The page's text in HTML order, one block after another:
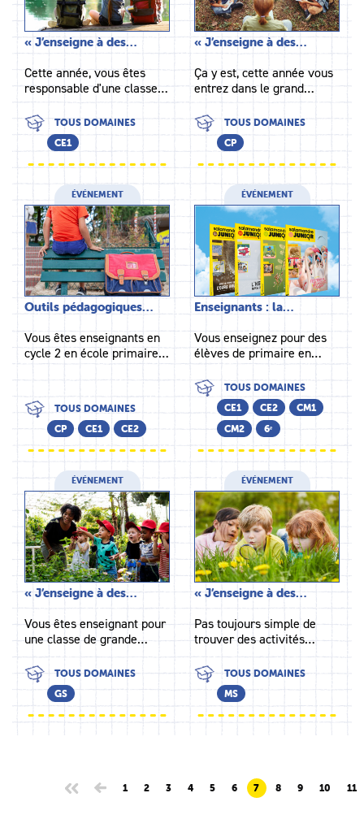
« J’enseigne à des…
Cette année, vous êtes
responsable d'une classe…
TOUS DOMAINES
CE1
« J’enseigne à des…
Ça y est, cette année vous
entrez dans le grand…
TOUS DOMAINES
CP
ÉVÉNEMENT
Outils pédagogiques…
Vous êtes enseignants en
cycle 2 en école primaire…
TOUS DOMAINES
CP
CE1 CE2
ÉVÉNEMENT
Enseignants : la…
Vous enseignez pour des
élèves de primaire en…
TOUS DOMAINES
CE1
CE2
CM1
CM2
6ᵉ
ÉVÉNEMENT
« J’enseigne à des…
Vous êtes enseignant pour
une classe de grande…
TOUS DOMAINES
GS
ÉVÉNEMENT
« J’enseigne à des…
Pas toujours simple de
trouver des activités…
TOUS DOMAINES
MS
1 2 3 4 5 6 7 8 9 10 11